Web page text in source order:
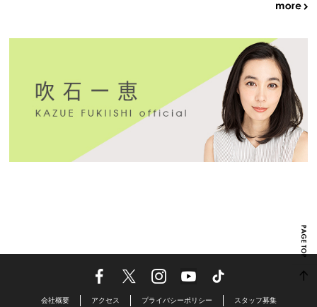
会社概要 アクセス プライバシーポリシー スタッフ募集